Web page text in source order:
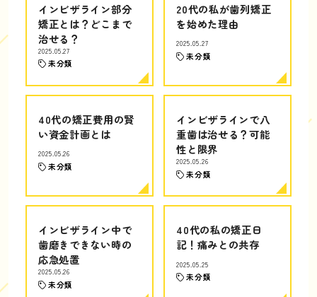
インビザライン部分
矯正とは？どこまで
治せる？
2025.05.27
未分類
20代の私が歯列矯正
を始めた理由
2025.05.27
未分類
40代の矯正費用の賢
い資金計画とは
2025.05.26
未分類
インビザラインで八
重歯は治せる？可能
性と限界
2025.05.26
未分類
インビザライン中で
歯磨きできない時の
応急処置
2025.05.26
未分類
40代の私の矯正日
記！痛みとの共存
2025.05.25
未分類